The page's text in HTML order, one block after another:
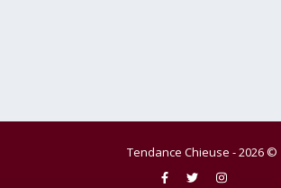
Tendance Chieuse - 2026 ©